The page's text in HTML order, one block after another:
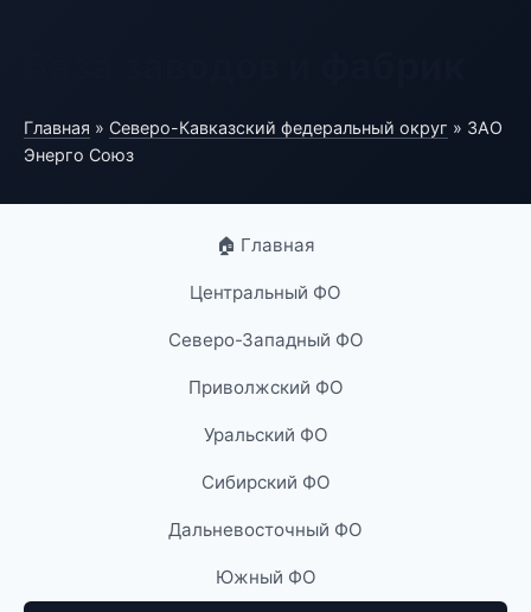
Главная » Северо-Кавказский федеральный округ » ЗАО
Энерго Союз
🏠 Главная
Центральный ФО
Северо-Западный ФО
Приволжский ФО
Уральский ФО
Сибирский ФО
Дальневосточный ФО
Южный ФО